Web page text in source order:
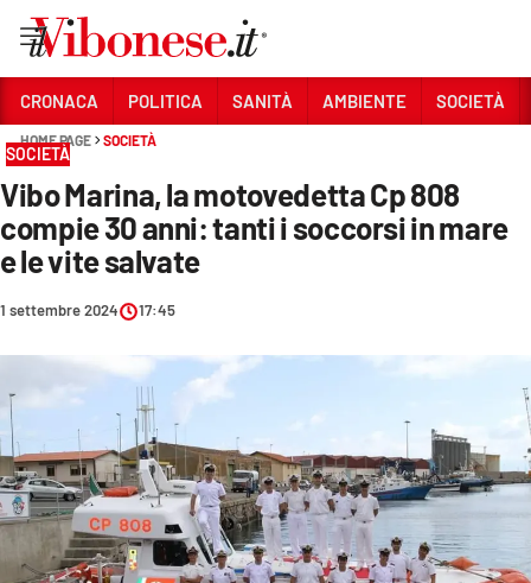
Sezioni
CRONACA
POLITICA
SOCIETÀ
CULTURA
ECONOMIA E LAVORO
EVENTI
CRONACA POLITICA SANITÀ AMBIENTE SOCIETÀ
HOME PAGE SOCIETÀ
SOCIETÀ
Vibo Marina, la motovedetta Cp 808
compie 30 anni: tanti i soccorsi in mare
e le vite salvate
1 settembre 2024 17:45